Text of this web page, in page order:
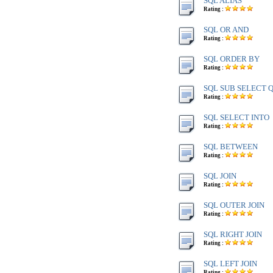
Rating :
SQL OR AND
Rating :
SQL ORDER BY
Rating :
SQL SUB SELECT
Rating :
SQL SELECT INTO
Rating :
SQL BETWEEN
Rating :
SQL JOIN
Rating :
SQL OUTER JOIN
Rating :
SQL RIGHT JOIN
Rating :
SQL LEFT JOIN